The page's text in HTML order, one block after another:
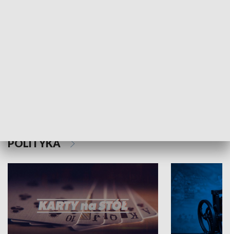
POLITYKA